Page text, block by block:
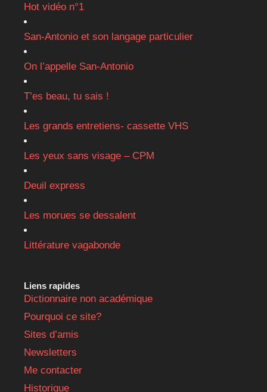
Hot vidéo n°1
San-Antonio et son langage particulier
On l’appelle San-Antonio
T’es beau, tu sais !
Les grands entretiens- cassette VHS
Les yeux sans visage – CPM
Deuil express
Les morues se dessalent
Littérature vagabonde
Liens rapides
Dictionnaire non académique
Pourquoi ce site?
Sites d’amis
Newsletters
Me contacter
Historique